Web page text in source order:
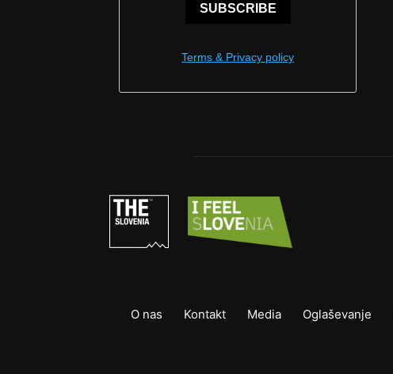
SUBSCRIBE
Terms & Privacy policy
O nas Kontakt Media Oglaševanje